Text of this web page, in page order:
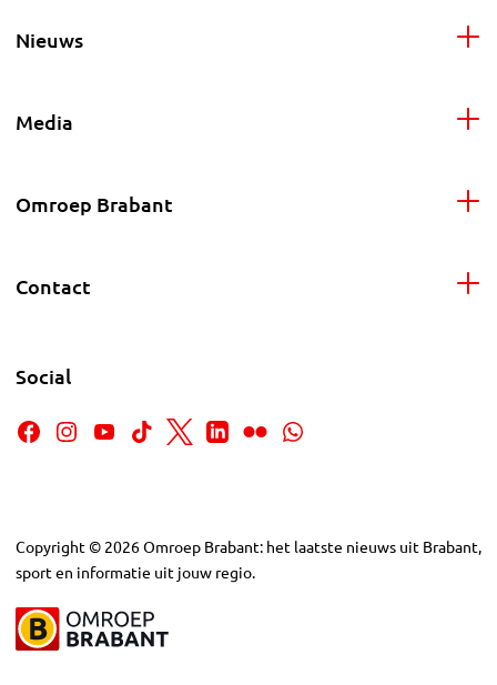
Nieuws
Media
Omroep Brabant
Contact
Social
Copyright © 2026Omroep Brabant: het laatste nieuws uit Brabant,
sport en informatie uit jouw regio.